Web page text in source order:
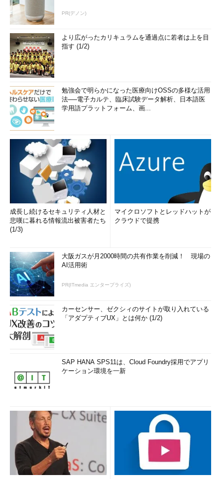
PR(デノン)
より広がったカリキュラムを通過点に若者は上を目
指す (1/2)
勉強会で明らかになった医療向けOSSの多様な活用
法──電子カルテ、臨床試験データ解析、日本語医
学用語プラットフォーム、画...
成長し続けるセキュリティ人材と
悲嘆に暮れる情報流出被害者たち
(1/3)
マイクロソフトとレッドハットが
クラウドで提携
大阪ガスが月2000時間の共有作業を削減！ 現場の
AI活用術
PR(ITmedia エンタープライズ)
カーセンサー、ゼクシィのサイトが取り入れている
「アダプティブUX」とは何か (1/2)
SAP HANA SPS11は、Cloud Foundry採用でアプリ
ケーション環境を一新